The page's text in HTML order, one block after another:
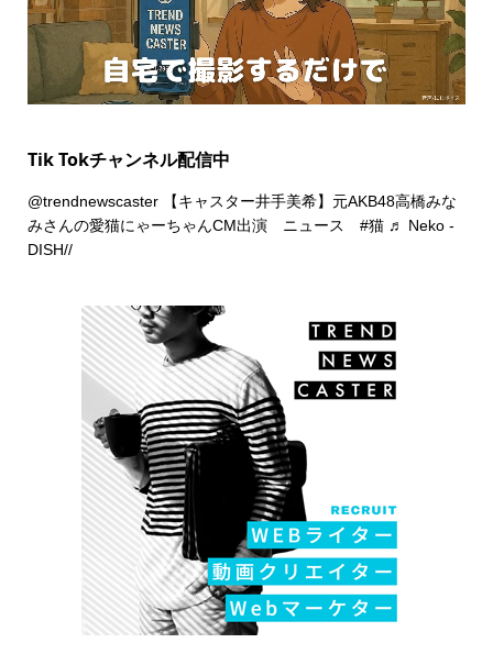
Tik Tokチャンネル配信中
@trendnewscaster【キャスター井手美希】元AKB48高橋みな
みさんの愛猫にゃーちゃんCM出演 ニュース #猫 ♬ Neko -
DISH//